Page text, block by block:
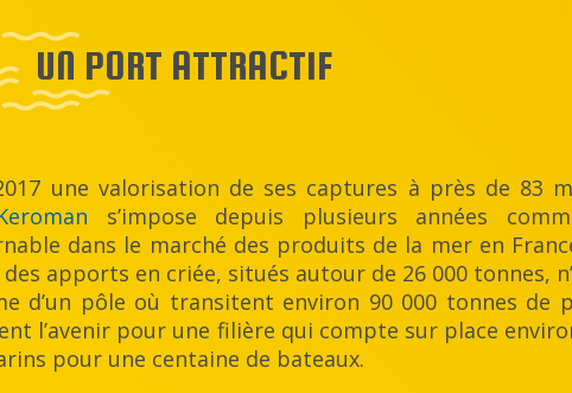
UN PORT ATTRACTIF
une valorisation de ses captures à près de 83
s’impose depuis plusieurs années
dans le marché des produits de la mer en
apports en criée, situés autour de 26 000 tonnes,
d’un pôle où transitent environ 90 000 tonnes de
l’avenir pour une filière qui compte sur place
pour une centaine de bateaux.